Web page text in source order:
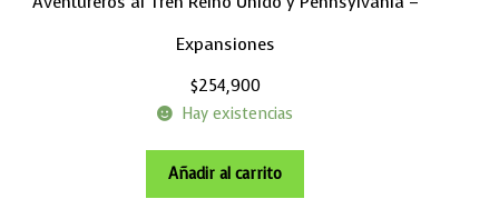
Expansiones
$254,900
Hay existencias
Añadir al carrito